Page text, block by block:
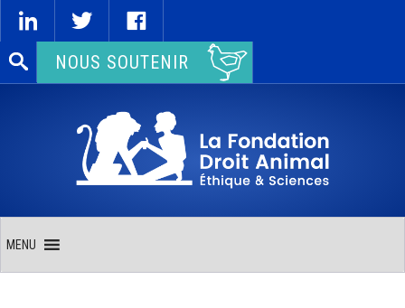
Rechercher :NOUS SOUTENIR
MENU